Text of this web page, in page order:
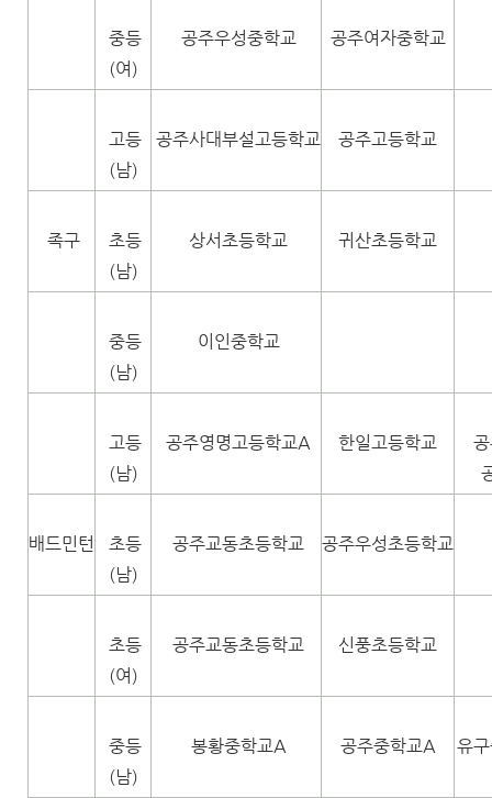
중등
(여)
공주우성중학교 공주여자중학교
고등
(남)
공주사대부설고등학교 공주고등학교
족구
초등
(남)
상서초등학교 귀산초등학교
중등
(남)
이인중학교
고등
(남)
공주영명고등학교A 한일고등학교
배드민턴
초등
(남)
공주교동초등학교 공주우성초등학교
초등
(여)
공주교동초등학교 신풍초등학교
중등
(남)
봉황중학교A 공주중학교A 유